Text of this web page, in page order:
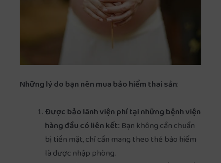
Những lý do bạn nên mua bảo hiểm thai sản:
Được bảo lãnh viện phí tại những bệnh viện
hàng đầu có liên kết:Bạn không cần chuẩn
bị tiền mặt, chỉ cần mang theo thẻ bảo hiểm
là được nhập phòng.